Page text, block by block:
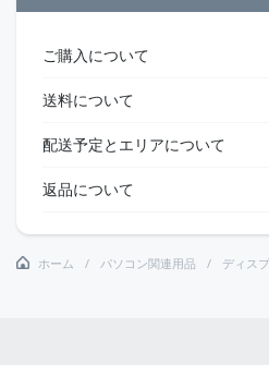
ご購入について
送料について
配送予定とエリアについて
返品について
ホーム パソコン関連用品 ディス